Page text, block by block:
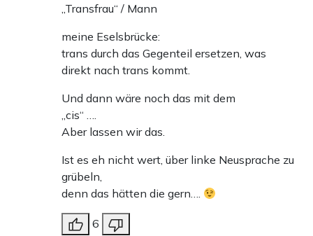
„Transfrau“ / Mann
meine Eselsbrücke:
trans durch das Gegenteil ersetzen, was
direkt nach trans kommt.
Und dann wäre noch das mit dem
„cis“ ….
Aber lassen wir das.
Ist es eh nicht wert, über linke Neusprache zu
grübeln,
denn das hätten die gern….
6